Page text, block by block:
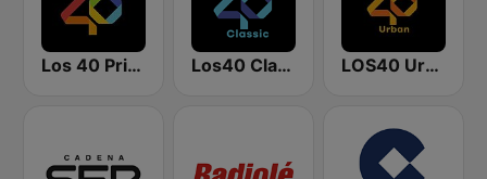
Los 40 Principales Los40 Classic LOS40 Urban